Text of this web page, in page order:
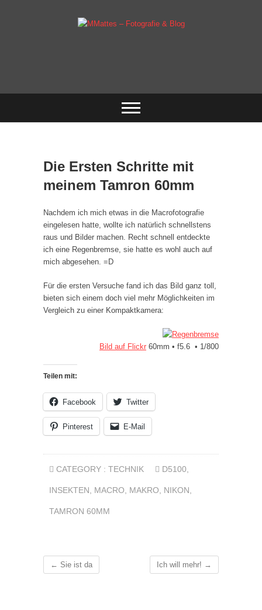
Die Ersten Schritte mit
meinem Tamron 60mm
Nachdem ich mich etwas in die Macrofotografie
eingelesen hatte, wollte ich natürlich schnellstens
raus und Bilder machen. Recht schnell entdeckte
ich eine Regenbremse, sie hatte es wohl auch auf
mich abgesehen. =D
Für die ersten Versuche fand ich das Bild ganz toll,
bieten sich einem doch viel mehr Möglichkeiten im
Vergleich zu einer Kompaktkamera:
Bild auf Flickr 60mm • f5.6 • 1/800
Teilen mit:
Facebook Twitter
Pinterest E-Mail
CATEGORY : TECHNIK D5100
INSEKTEN MACRO MAKRO NIKON
TAMRON 60MM
← Sie ist da Ich will mehr! →